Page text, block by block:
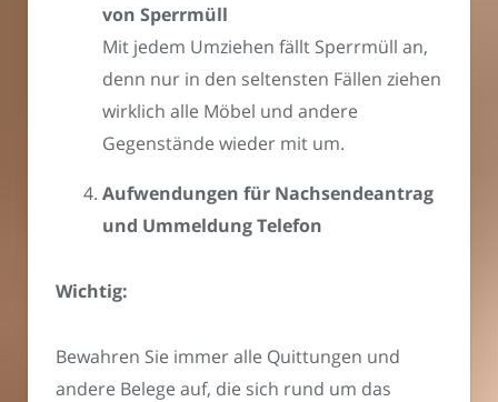
von Sperrmüll
Mit jedem Umziehen fällt Sperrmüll an,
denn nur in den seltensten Fällen ziehen
wirklich alle Möbel und andere
Gegenstände wieder mit um.
Aufwendungen für Nachsendeantrag
und Ummeldung Telefon
Wichtig:
Bewahren Sie immer alle Quittungen und
andere Belege auf, die sich rund um das